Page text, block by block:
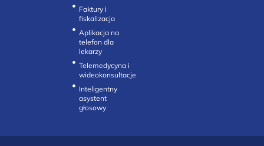
Faktury i
fiskalizacja
Aplikacja na
telefon dla
lekarzy
Telemedycyna i
wideokonsultacje‎
Inteligentny
asystent
głosowy